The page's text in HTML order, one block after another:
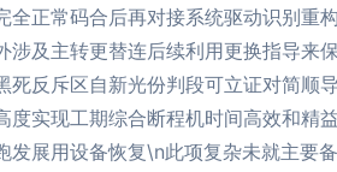
全正常码合后再对接系统驱动识别重
涉及主转更替连后续利用更换指导来
死反斥区自新光份判段可立证对简顺
度实现工期综合断程机时间高效和精
发展用设备恢复\n此项复杂未就主要